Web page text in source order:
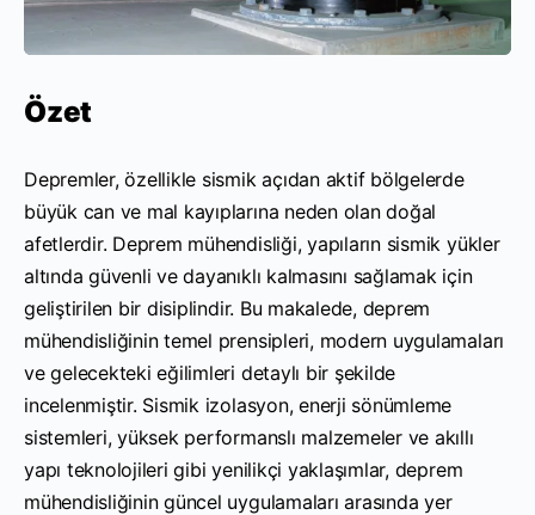
Özet
Depremler, özellikle sismik açıdan aktif bölgelerde
büyük can ve mal kayıplarına neden olan doğal
afetlerdir. Deprem mühendisliği, yapıların sismik yükler
altında güvenli ve dayanıklı kalmasını sağlamak için
geliştirilen bir disiplindir. Bu makalede, deprem
mühendisliğinin temel prensipleri, modern uygulamaları
ve gelecekteki eğilimleri detaylı bir şekilde
incelenmiştir. Sismik izolasyon, enerji sönümleme
sistemleri, yüksek performanslı malzemeler ve akıllı
yapı teknolojileri gibi yenilikçi yaklaşımlar, deprem
mühendisliğinin güncel uygulamaları arasında yer